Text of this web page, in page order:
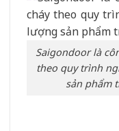
Saigondoor là
theo quy trình
sản phẩm